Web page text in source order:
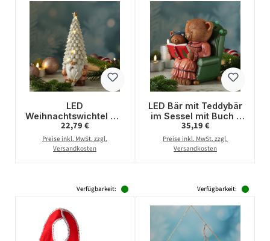
LED
Weihnachtswichtel mit
beleuchteter Mütze -
Dekofigur aus
Polyresin - H: 29cm -
Regulärer Preis:
22,79 €
Preise inkl. MwSt. zzgl.
Versandkosten
LED Bär mit Teddybär
im Sessel mit Buch -
Dekofigur - Polyresin -
H: 22cm - Batterie -
Timer
Regulärer Preis:
35,19 €
Preise inkl. MwSt. zzgl.
Versandkosten
Verfügbarkeit: Verfügbarkeit: